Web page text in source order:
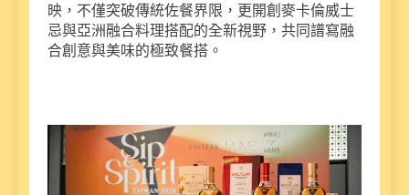
映，不僅突破傳統佐餐界限，更開創麥卡倫威士
忌與亞洲融合料理搭配的全新視野，共同譜寫融
合創意與美味的極致餐搭。